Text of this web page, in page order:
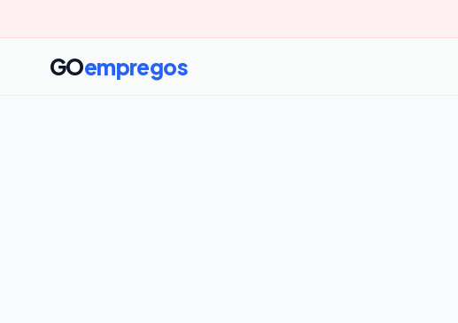
GOempregos